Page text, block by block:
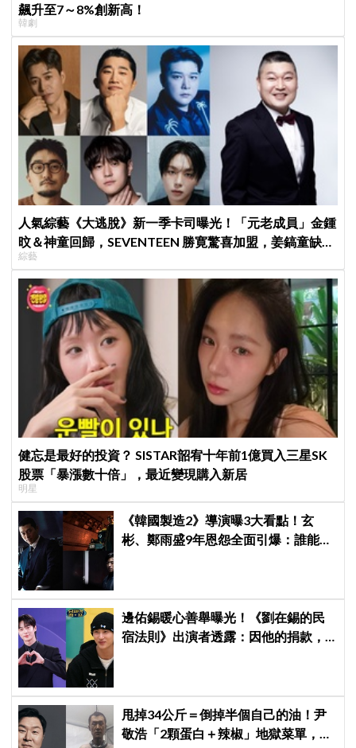
飆升至7～8%創新高！
韓劇
人氣綜藝《大逃脫》新一季卡司曝光！「元老成員」金鍾
旼＆神童回歸，SEVENTEEN 勝寛驚喜加盟，姜鎬童缺席
成最大焦點
綜藝
健忘是最好的投資？ SISTAR韶宥十年前1億買入三星SK
股票「暴漲數十倍」，最近變現購入新居
明星
《韓國製造2》導演曝3大看點！玄
彬、鄭雨盛9年恩怨全面引爆：誰能活
邊佑錫暖心善舉曝光！《劉在錫的民
宿法則》出演者透露：因他的捐款，
甩掉34公斤＝倒掉半個自己的油！尹
敬浩「2顆蛋白＋辣椒」地獄菜單，你